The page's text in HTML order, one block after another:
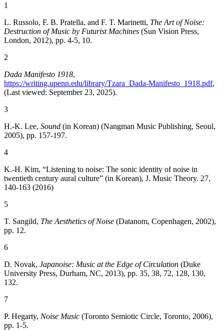
1
L. Russolo, F. B. Pratella, and F. T. Marinetti, The Art of Noise:
Destruction of Music by Futurist Machines (Sun Vision Press,
London, 2012), pp. 4-5, 10.
2
Dada Manifesto 1918,
https://writing.upenn.edu/library/Tzara_Dada-Manifesto_1918.pdf,
(Last viewed: September 23, 2025).
3
H.-K. Lee, Sound (in Korean) (Nangman Music Publishing, Seoul,
2005), pp. 157-197.
4
K.-H. Kim, “Listening to noise: The sonic identity of noise in
twentieth century aural culture” (in Korean), J. Music Theory. 27,
140-163 (2016)
5
T. Sangild, The Aesthetics of Noise (Datanom, Copenhagen, 2002),
pp. 12.
6
D. Novak, Japanoise: Music at the Edge of Circulation (Duke
University Press, Durham, NC, 2013), pp. 35, 38, 72, 128, 130,
132.
7
P. Hegarty, Noise Music (Toronto Semiotic Circle, Toronto, 2006),
pp. 1-5.